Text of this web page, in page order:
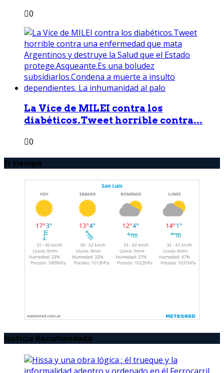
0
La Vice de MILEI contra los
diabéticos.Tweet horrible contra...
0
El tiempo
Noticia Recomendada